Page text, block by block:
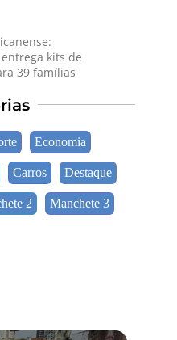
kits de
39 famílias
Economia
Carros Destaque
2 Manchete 3